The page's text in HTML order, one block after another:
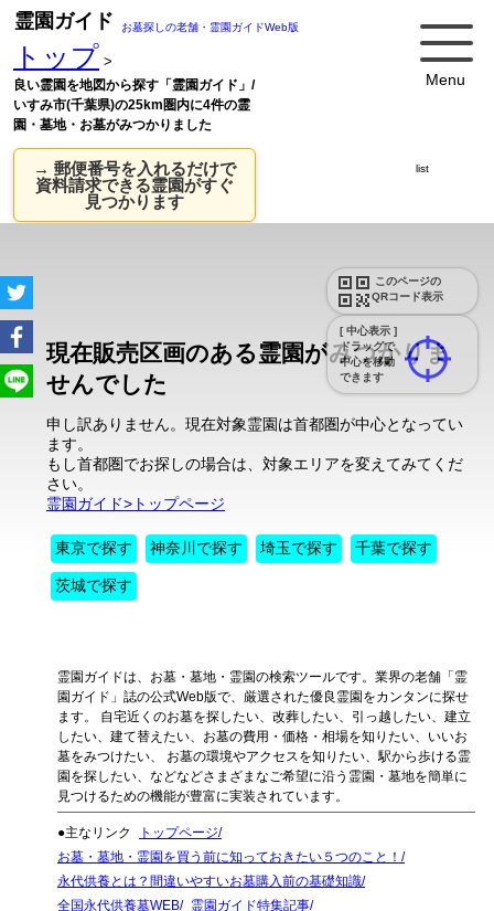
Menu
霊園ガイド お墓探しの老舗・霊園ガイドWeb版
トップ >
良い霊園を地図から探す「霊園ガイド」/
いすみ市(千葉県)の25km圏内に4件の霊
園・墓地・お墓がみつかりました
→ 郵便番号を入れるだけで
資料請求できる霊園がすぐ
見つかります
このページの
QRコード表示
[ 中心表示 ]
ドラッグで
中心を移動
できます
list
現在販売区画のある霊園がみつかりま
せんでした
申し訳ありません。現在対象霊園は首都圏が中心となってい
ます。
もし首都圏でお探しの場合は、対象エリアを変えてみてくだ
さい。
霊園ガイド>トップページ
東京で探す 神奈川で探す 埼玉で探す 千葉で探す
茨城で探す
霊園ガイドは、お墓・墓地・霊園の検索ツールです。業界の老舗「霊
園ガイド」誌の公式Web版で、厳選された優良霊園をカンタンに探せ
ます。 自宅近くのお墓を探したい、改葬したい、引っ越したい、建立
したい、建て替えたい、お墓の費用・価格・相場を知りたい、いいお
墓をみつけたい、 お墓の環境やアクセスを知りたい、駅から歩ける霊
園を探したい、などなどさまざまなご希望に沿う霊園・墓地を簡単に
見つけるための機能が豊富に実装されています。
●主なリンク
トップページ
お墓・墓地・霊園を買う前に知っておきたい５つのこと！
永代供養とは？間違いやすいお墓購入前の基礎知識
全国永代供養墓WEB
霊園ガイド特集記事